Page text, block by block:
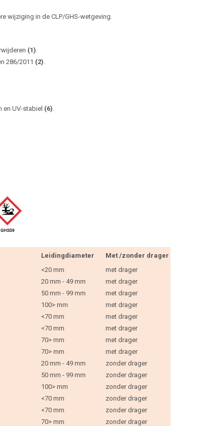
wijziging in de CLP/GHS-wetgeving.
(1)
286/2011 (2)
en UV-stabiel (6)
Leidingdiameter
Met /zonder drager
<20 mm
met drager
20 mm - 49 mm
met drager
50 mm - 99 mm
met drager
100> mm
met drager
<70 mm
met drager
<70 mm
met drager
70> mm
met drager
70> mm
met drager
20 mm - 49 mm
zonder drager
50 mm - 99 mm
zonder drager
100> mm
zonder drager
<70 mm
zonder drager
<70 mm
zonder drager
70> mm
zonder drager